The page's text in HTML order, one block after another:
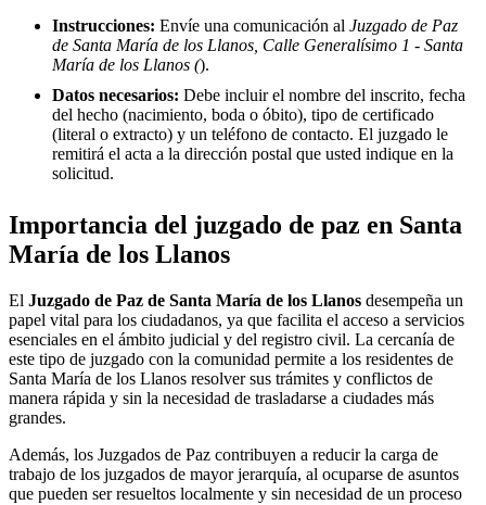
Instrucciones: Envíe una comunicación al Juzgado de Paz
de Santa María de los Llanos, Calle Generalísimo 1 - Santa
María de los Llanos ().
Datos necesarios: Debe incluir el nombre del inscrito, fecha
del hecho (nacimiento, boda o óbito), tipo de certificado
(literal o extracto) y un teléfono de contacto. El juzgado le
remitirá el acta a la dirección postal que usted indique en la
solicitud.
Importancia del juzgado de paz en Santa
María de los Llanos
El Juzgado de Paz de Santa María de los Llanos desempeña un
papel vital para los ciudadanos, ya que facilita el acceso a servicios
esenciales en el ámbito judicial y del registro civil. La cercanía de
este tipo de juzgado con la comunidad permite a los residentes de
Santa María de los Llanos resolver sus trámites y conflictos de
manera rápida y sin la necesidad de trasladarse a ciudades más
grandes.
Además, los Juzgados de Paz contribuyen a reducir la carga de
trabajo de los juzgados de mayor jerarquía, al ocuparse de asuntos
que pueden ser resueltos localmente y sin necesidad de un proceso